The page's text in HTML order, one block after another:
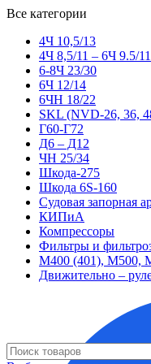
Все категории
4Ч 10,5/13
4Ч 8,5/11 – 6Ч 9.5/11
6-8Ч 23/30
6Ч 12/14
6ЧН 18/22
SKL (NVD-26, 36,
Г60-Г72
Д6 – Д12
ЧН 25/34
Шкода-275
Шкода 6S-160
Судовая запорная
КИПиА
Компрессоры
Фильтры и
М400 (401), М500,
Движительно –